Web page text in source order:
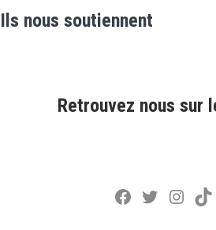
Ils nous soutiennent
Retrouvez nous sur
Facebook
Twitter